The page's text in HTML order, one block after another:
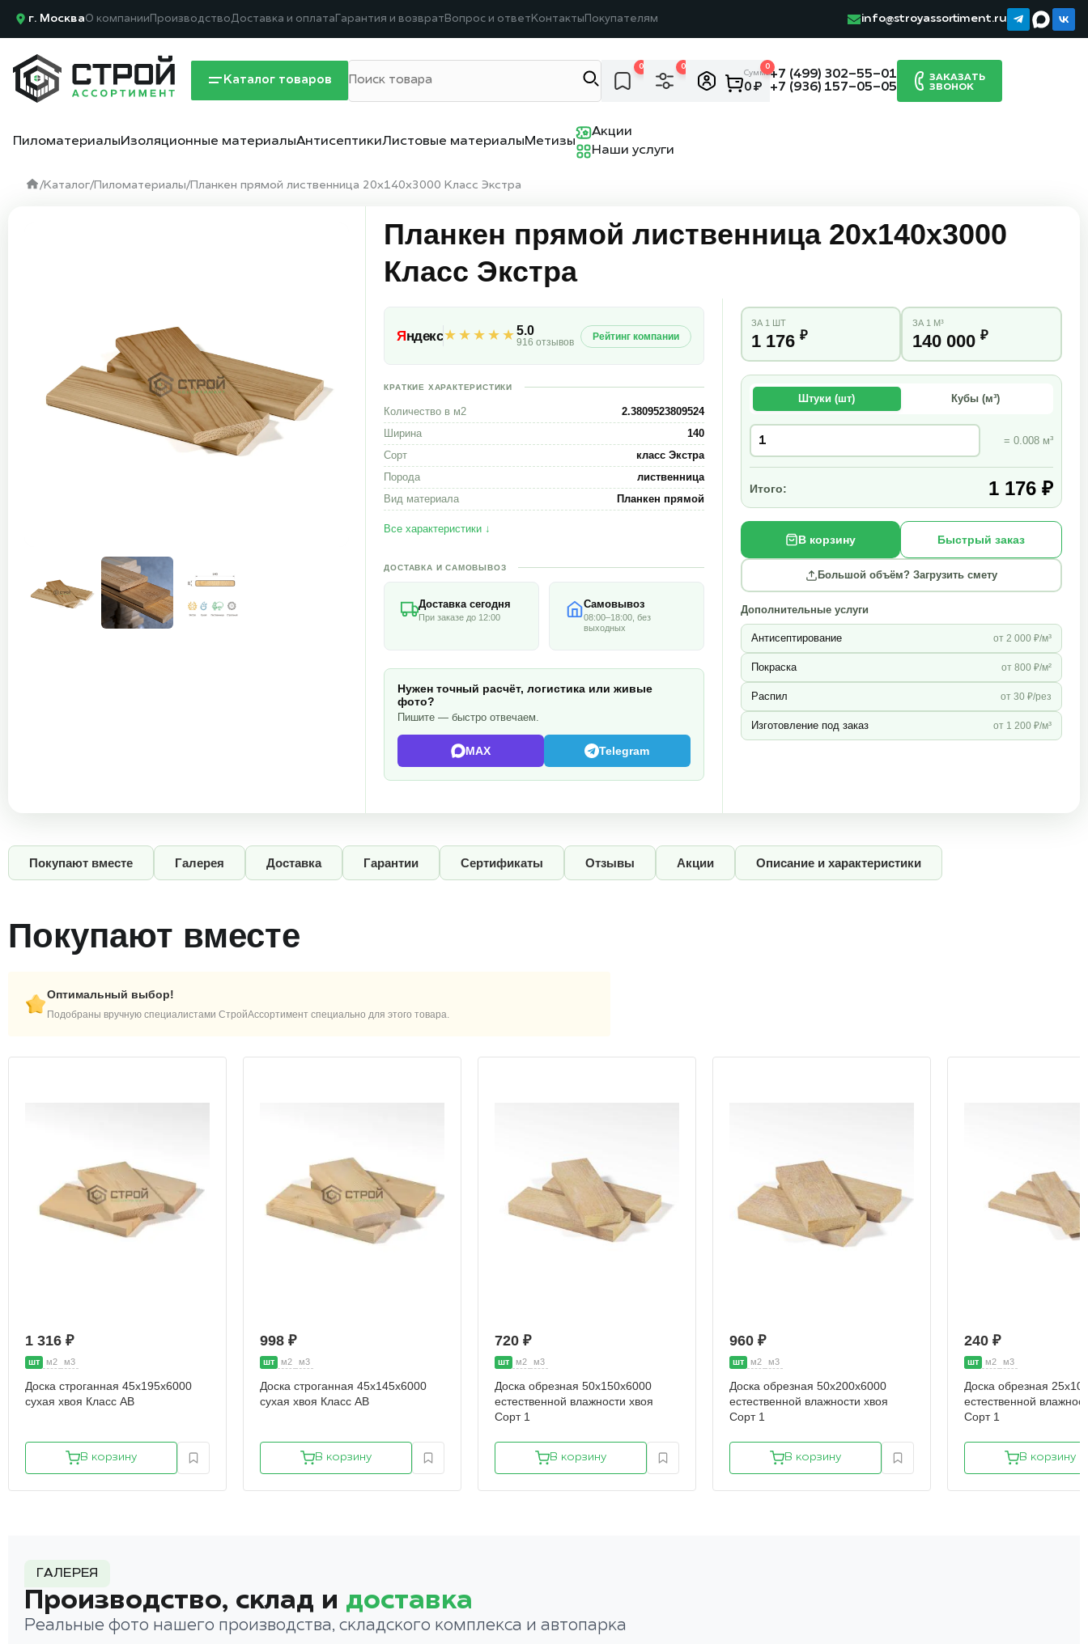
г. МоскваО компании ПроизводствоДоставка и оплата Гарантия и возврат Вопрос и ответ Контакты Покупателям info@stroyassortiment.ru
Каталог товаров
0 0 0
Сумма:
0 ₽
+7 (499) 302-55-01
+7 (936) 157-05-05
ЗАКАЗАТЬ
ЗВОНОК
ПиломатериалыИзоляционные материалыАнтисептикиЛистовые материалыМетизы
Акции
Наши услуги
/Каталог/Пиломатериалы/Планкен прямой лиственница 20х140х3000 Класс Экстра
Планкен прямой лиственница 20х140х3000
Класс Экстра
Яндекс★★★★★5.0
916 отзывов Рейтинг компании
КРАТКИЕ ХАРАКТЕРИСТИКИ
Количество в м2
2.3809523809524
Ширина
140
Сорт
класс Экстра
Порода
лиственница
Вид материала
Планкен прямой
Все характеристики ↓
ЗА 1 ШТ
1 176₽
ЗА 1 М³
140 000 ₽
Штуки (шт) Кубы (м³)
= 0.008 м³
Итого: 1 176 ₽
В корзину Быстрый заказ
Большой объём? Загрузить смету
Дополнительные услуги
Антисептирование от 2 000 ₽/м³
Покраска от 800 ₽/м²
Распил от 30 ₽/рез
Изготовление под заказ от 1 200 ₽/м³
ДОСТАВКА И САМОВЫВОЗ
Доставка сегодня
При заказе до 12:00
Самовывоз
08:00–18:00, без
выходных
Нужен точный расчёт, логистика или живые
фото?
Пишите — быстро отвечаем.
MAX Telegram
Покупают вместе Галерея Доставка Гарантии Сертификаты Отзывы Акции Описание и характеристики
Покупают вместе
Оптимальный выбор!
Подобраны вручную специалистами СтройАссортимент специально для этого товара.
1 316 ₽
шт м2 м3
Доска строганная 45х195х6000
сухая хвоя Класс АВ
В корзину
998 ₽
шт м2 м3
Доска строганная 45х145х6000
сухая хвоя Класс АВ
В корзину
720 ₽
шт м2 м3
Доска обрезная 50х150х6000
естественной влажности хвоя
Сорт 1
В корзину
960 ₽
шт м2 м3
Доска обрезная 50х200х6000
естественной влажности хвоя
Сорт 1
В корзину
240 ₽
шт м2 м3
Доска обрезная
естественной
Сорт 1
В корзину
ГАЛЕРЕЯ
Производство, склад и доставка
Реальные фото нашего производства, складского комплекса и автопарка